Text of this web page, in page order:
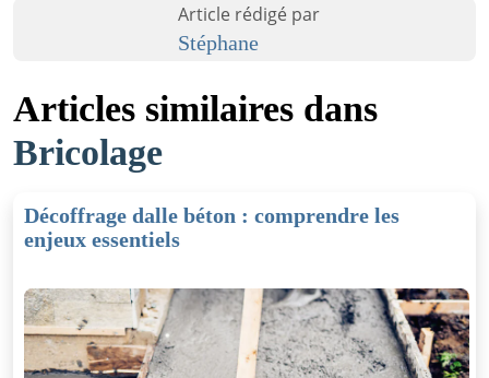
Article rédigé par
Stéphane
Articles similaires dans
Bricolage
Décoffrage dalle béton : comprendre les
enjeux essentiels